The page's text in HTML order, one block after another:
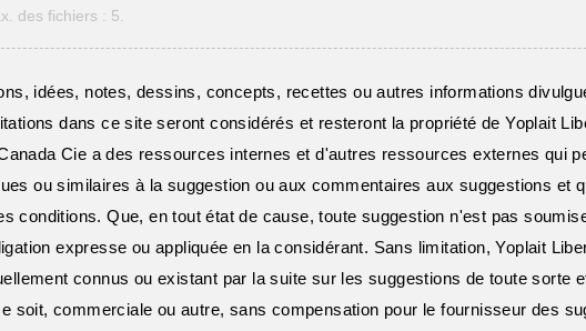
des fichiers : 5.
idées, notes, dessins, concepts, recettes ou autres informations
dans ce site seront considérés et resteront la propriété de Yoplait
Cie a des ressources internes et d'autres ressources externes qui
ou similaires à la suggestion ou aux commentaires aux suggestions et
conditions. Que, en tout état de cause, toute suggestion n'est pas
expresse ou appliquée en la considérant. Sans limitation, Yoplait
connus ou existant par la suite sur les suggestions de toute sorte
soit, commerciale ou autre, sans compensation pour le fournisseur des